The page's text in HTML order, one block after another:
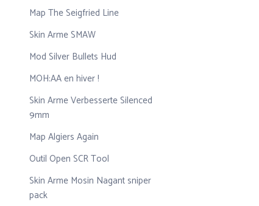
Map The Seigfried Line
Skin Arme SMAW
Mod Silver Bullets Hud
MOH:AA en hiver !
Skin Arme Verbesserte Silenced
9mm
Map Algiers Again
Outil Open SCR Tool
Skin Arme Mosin Nagant sniper
pack